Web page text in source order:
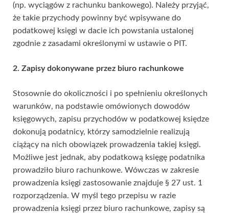
(np. wyciągów z rachunku bankowego). Należy przyjąć,
że takie przychody powinny być wpisywane do
podatkowej księgi w dacie ich powstania ustalonej
zgodnie z zasadami określonymi w ustawie o PIT.
2. Zapisy dokonywane przez biuro rachunkowe
Stosownie do okoliczności i po spełnieniu określonych
warunków, na podstawie omówionych dowodów
księgowych, zapisu przychodów w podatkowej księdze
dokonują podatnicy, którzy samodzielnie realizują
ciążący na nich obowiązek prowadzenia takiej księgi.
Możliwe jest jednak, aby podatkową księgę podatnika
prowadziło biuro rachunkowe. Wówczas w zakresie
prowadzenia księgi zastosowanie znajduje § 27 ust. 1
rozporządzenia. W myśl tego przepisu w razie
prowadzenia księgi przez biuro rachunkowe, zapisy są